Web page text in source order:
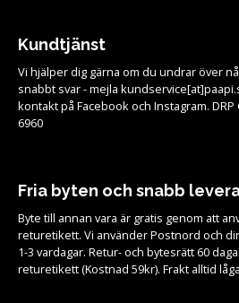
Kundtjänst
Vi hjälper dig gärna om du undrar över
snabbt svar - mejla
kontakt på Facebook och Instagram. DRP
6960
Fria byten och snabb
Byte till annan vara är gratis genom att
returetikett. Vi använder Postnord och
1-3 vardagar. Retur- och bytesrätt 60
returetikett (Kostnad 59kr). Frakt alltid